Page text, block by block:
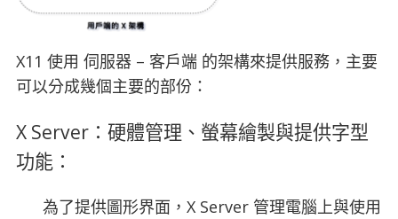
X11 使用 伺服器 – 客戶端 的架構來提供服務，主要
可以分成幾個主要的部份：
X Server：硬體管理、螢幕繪製與提供字型
功能：
為了提供圖形界面，X Server 管理電腦上與使用